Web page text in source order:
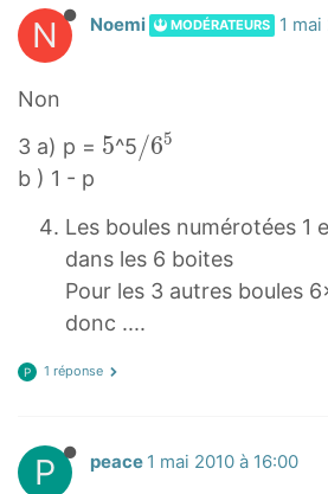
N Noemi MODÉRATEURS 1 mai
Non
3 a) p = 5
5^5/
/
6
^
5
/65
b ) 1 - p
Les boules numérotées 1
dans les 6 boites
Pour les 3 autres boules
donc ....
P 1 réponse
P peace 1 mai 2010 à 16:00